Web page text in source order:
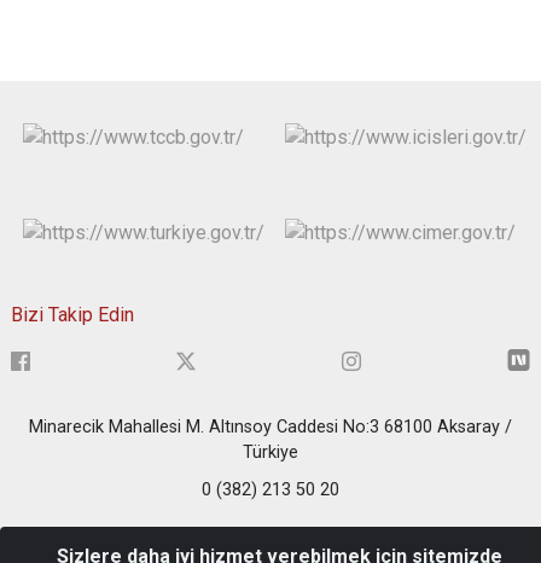
Bizi Takip Edin
Minarecik Mahallesi M. Altınsoy Caddesi No:3 68100 Aksaray /
Türkiye
0 (382) 213 50 20
Sizlere daha iyi hizmet verebilmek için sitemizde